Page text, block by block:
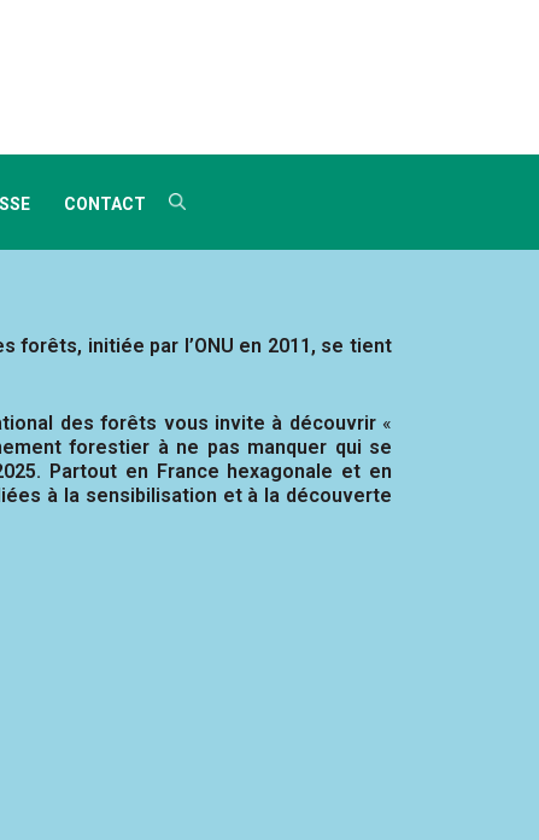
CONTACT
forêts, initiée par l’ONU en 2011, se tient
des forêts vous invite à découvrir «
forestier à ne pas manquer qui se
Partout en France hexagonale et en
à la sensibilisation et à la découverte